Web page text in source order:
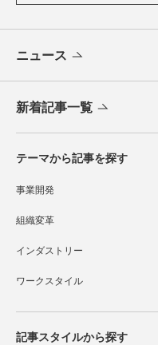
ニュース
新着記事一覧
テーマから記事を探す
事業開発
組織変革
インダストリー
ワークスタイル
記事スタイルから探す